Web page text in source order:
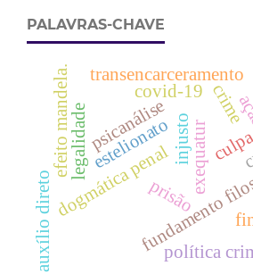
PALAVRAS-CHAVE
crime
dogmática penalfundamento
psicanáliseinjusto
transencarceramento
política
auxílio direto
exequatur
legalidadeestelionato
prisão
covid-19
efeito mandela.